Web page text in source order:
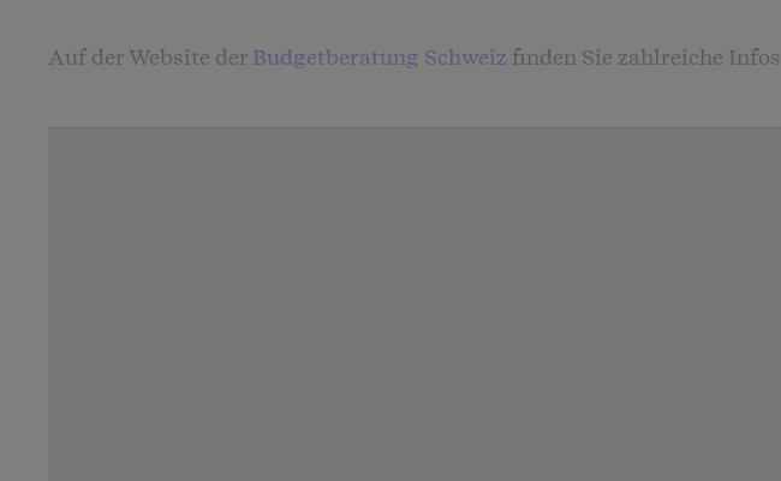
Auf der Website der Budgetberatung Schweiz finden Sie zahlreiche Infos